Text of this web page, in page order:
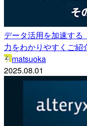
データ活用を加速する
力をわかりやすくご紹
matsuoka
2025.08.01